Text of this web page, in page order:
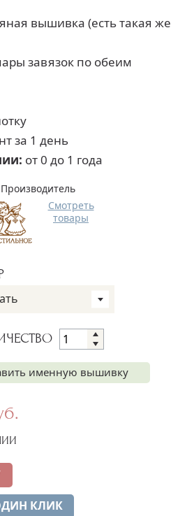
вышивка (есть такая же
завязок по обеим
за 1 день
от 0 до 1 года
Производитель
Смотреть
товары
именную вышивку
КЛИК